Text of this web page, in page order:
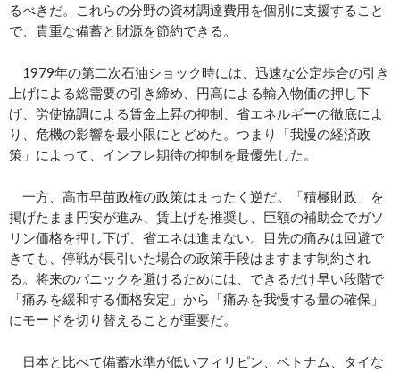
るべきだ。これらの分野の資材調達費用を個別に支援すること
で、貴重な備蓄と財源を節約できる。
1979年の第二次石油ショック時には、迅速な公定歩合の引き
上げによる総需要の引き締め、円高による輸入物価の押し下
げ、労使協調による賃金上昇の抑制、省エネルギーの徹底によ
り、危機の影響を最小限にとどめた。つまり「我慢の経済政
策」によって、インフレ期待の抑制を最優先した。
一方、高市早苗政権の政策はまったく逆だ。「積極財政」を
掲げたまま円安が進み、賃上げを推奨し、巨額の補助金でガソ
リン価格を押し下げ、省エネは進まない。目先の痛みは回避で
きても、停戦が長引いた場合の政策手段はますます制約され
る。将来のパニックを避けるためには、できるだけ早い段階で
「痛みを緩和する価格安定」から「痛みを我慢する量の確保」
にモードを切り替えることが重要だ。
日本と比べて備蓄水準が低いフィリピン、ベトナム、タイな